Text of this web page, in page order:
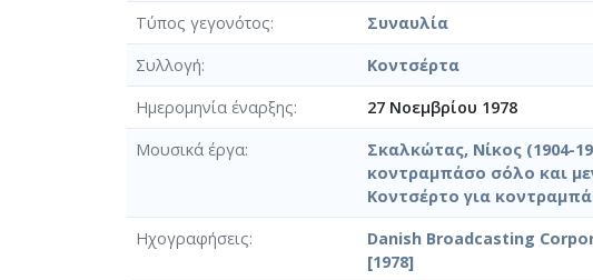
Τύπος γεγονότος
Συναυλία
Συλλογή
Κοντσέρτα
Ημερομηνία έναρξης
27 Νοεμβρίου 1978
Μουσικά έργα
Σκαλκώτας, Νίκος (1904-
κοντραμπάσο σόλο και
Κοντσέρτο για
Ηχογραφήσεις
Danish Broadcasting
[1978]